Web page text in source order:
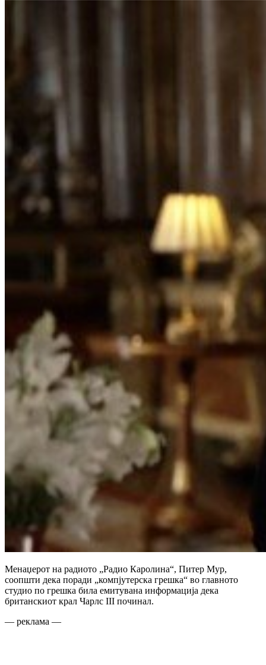
Менаџерот на радиото „Радио Каролина“, Питер Мур,
соопшти дека поради „компјутерска грешка“ во главното
студио по грешка била емитувана информација дека
британскиот крал Чарлс III починал.
— реклама —